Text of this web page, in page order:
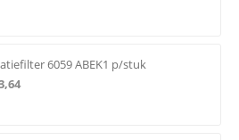
6059 ABEK1 p/stuk